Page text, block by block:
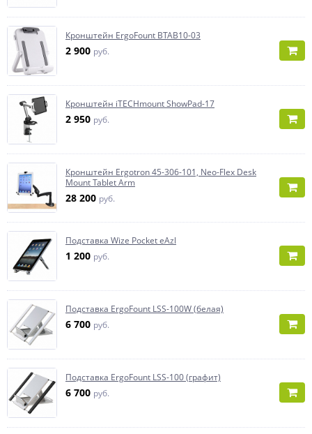
Кронштейн ErgoFount BTAB10-03
2 900 руб.
Кронштейн iTECHmount ShowPad-17
2 950 руб.
Кронштейн Ergotron 45-306-101, Neo-Flex Desk
Mount Tablet Arm
28 200 руб.
Подставка Wize Pocket eAzl
1 200 руб.
Подставка ErgoFount LSS-100W (белая)
6 700 руб.
Подставка ErgoFount LSS-100 (графит)
6 700 руб.